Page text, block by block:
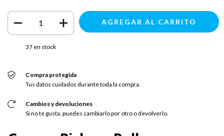
37en stock
Compra protegida
Tus datos cuidados durante toda la compra.
Cambios y devoluciones
Si no te gusta, puedes cambiarlo por otro o devolverlo.